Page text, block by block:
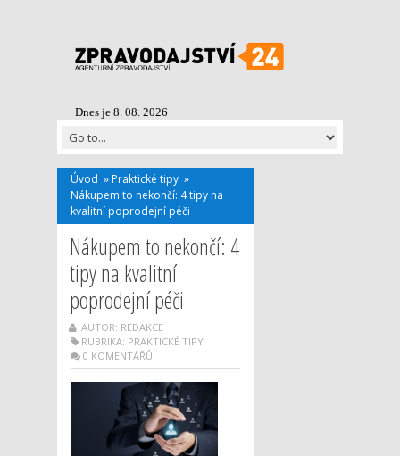
Dnes je 8. 08. 2026
Úvod » Praktické tipy »
Nákupem to nekončí: 4 tipy na
kvalitní poprodejní péči
Nákupem to nekončí: 4
tipy na kvalitní
poprodejní péči
AUTOR: REDAKCE
RUBRIKA: PRAKTICKÉ TIPY
0 KOMENTÁŘŮ